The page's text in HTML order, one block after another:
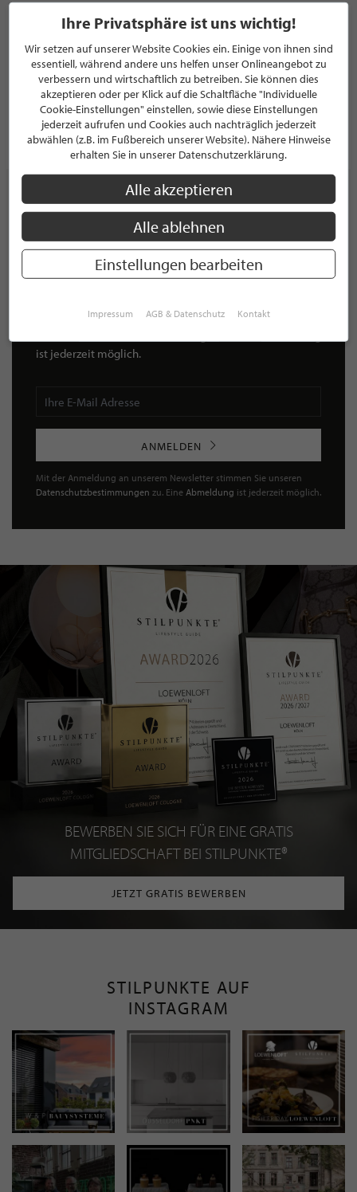
RESTAURANT
Rosa-Luxemburg-Straße 9-11
10178 Berlin
Deutschland
PROFIL
NEWSLETTER
Bleiben Sie immer UP TO DATE! Melden Sie sich jetzt für
unseren STILPUNKTE®-Newsletter an und profitieren Sie
Mit der Anmeldung für unseren Newsletter stimmen Sie
ist jederzeit möglich.
ANMELDEN
Mit der Anmeldung an unserem Newsletter stimmen Sie unseren
Datenschutzbestimmungen zu. Eine Abmeldung ist jederzeit möglich.
BEWERBEN SIE SICH FÜR EINE GRATIS
MITGLIEDSCHAFT BEI STILPUNKTE®
JETZT GRATIS BEWERBEN
STILPUNKTE AUF
INSTAGRAM
Ihre Privatsphäre ist uns wichtig!
Wir setzen auf unserer Website Cookies ein. Einige von ihnen sind
essentiell, während andere uns helfen unser Onlineangebot zu
verbessern und wirtschaftlich zu betreiben. Sie können dies
akzeptieren oder per Klick auf die Schaltfläche "Individuelle
Cookie-Einstellungen" einstellen, sowie diese Einstellungen
jederzeit aufrufen und Cookies auch nachträglich jederzeit
abwählen (z.B. im Fußbereich unserer Website). Nähere Hinweise
erhalten Sie in unserer Datenschutzerklärung.
Alle akzeptieren
Alle ablehnen
Einstellungen bearbeiten
Impressum AGB & Datenschutz Kontakt